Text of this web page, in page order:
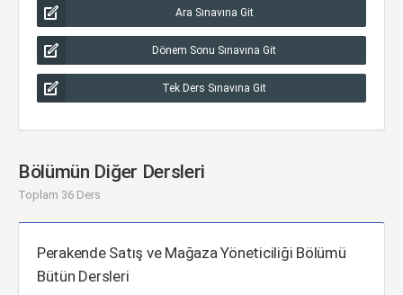
Ara Sınavına Git
Dönem Sonu Sınavına Git
Tek Ders Sınavına Git
Bölümün Diğer Dersleri
Toplam 36 Ders
Perakende Satış ve Mağaza Yöneticiliği Bölümü
Bütün Dersleri